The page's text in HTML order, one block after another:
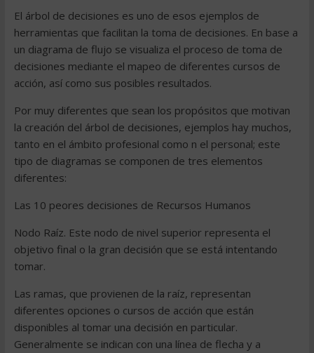
El árbol de decisiones es uno de esos ejemplos de
herramientas que facilitan la toma de decisiones. En base a
un diagrama de flujo se visualiza el proceso de toma de
decisiones mediante el mapeo de diferentes cursos de
acción, así como sus posibles resultados.
Por muy diferentes que sean los propósitos que motivan
la creación del árbol de decisiones, ejemplos hay muchos,
tanto en el ámbito profesional como n el personal; este
tipo de diagramas se componen de tres elementos
diferentes:
Las 10 peores decisiones de Recursos Humanos
Nodo Raíz. Este nodo de nivel superior representa el
objetivo final o la gran decisión que se está intentando
tomar.
Las ramas, que provienen de la raíz, representan
diferentes opciones o cursos de acción que están
disponibles al tomar una decisión en particular.
Generalmente se indican con una línea de flecha y a